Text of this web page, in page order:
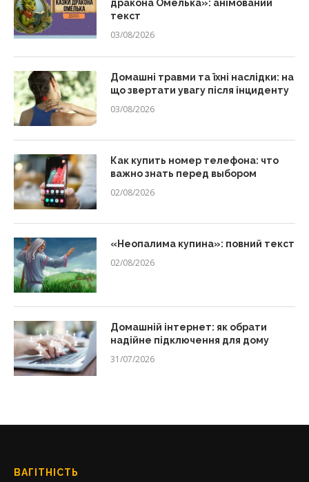
дракона Омелька»: анімований
текст
03/08/2026
Домашні травми та їхні наслідки: на
що звертати увагу після інциденту
03/08/2026
Как купить номер телефона: что
важно знать перед выбором
02/08/2026
«Неопалима купина»: повний текст
02/08/2026
Домашній інтернет: як обрати
надійне підключення для дому
31/07/2026
ВАГІТНІСТЬ